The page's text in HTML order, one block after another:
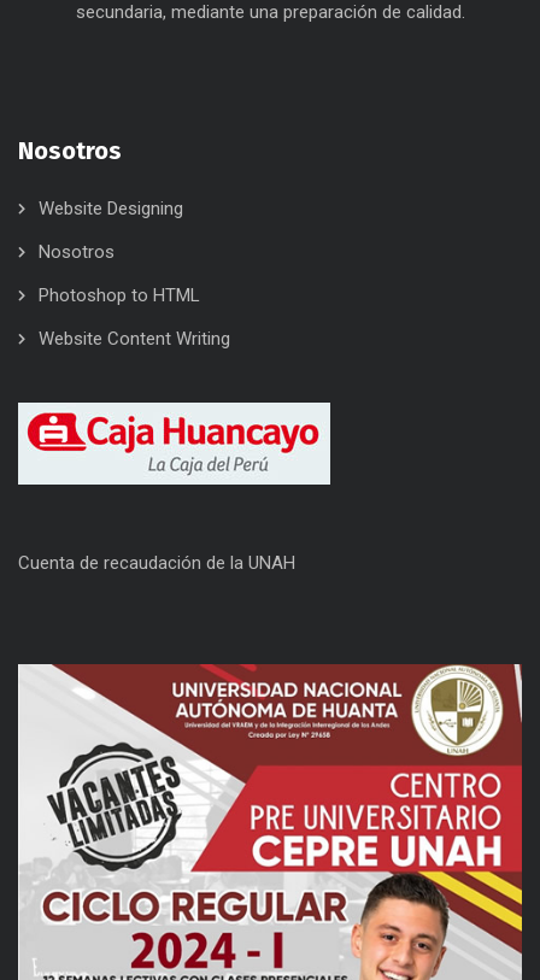
secundaria, mediante una preparación de calidad.
Nosotros
Website Designing
Nosotros
Photoshop to HTML
Website Content Writing
Cuenta de recaudación de la UNAH